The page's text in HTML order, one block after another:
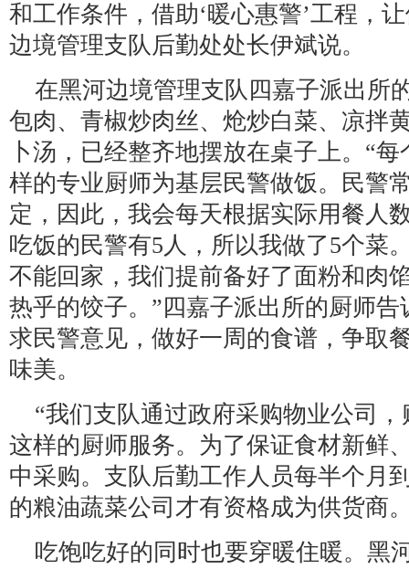
和工作条件，借助‘暖心惠警’工程，
边境管理支队后勤处处长伊斌说。
在黑河边境管理支队四嘉子派出所
包肉、青椒炒肉丝、炝炒白菜、凉拌
卜汤，已经整齐地摆放在桌子上。“
样的专业厨师为基层民警做饭。民警
定，因此，我会每天根据实际用餐人
吃饭的民警有5人，所以我做了5个菜
不能回家，我们提前备好了面粉和肉
热乎的饺子。”四嘉子派出所的厨师
求民警意见，做好一周的食谱，争取
味美。
“我们支队通过政府采购物业公司
这样的厨师服务。为了保证食材新鲜
中采购。支队后勤工作人员每半个月
的粮油蔬菜公司才有资格成为供货商
吃饱吃好的同时也要穿暖住暖。黑